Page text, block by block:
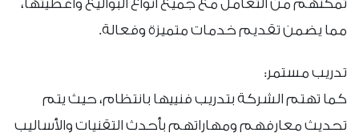
تمكنهم من التعامل مع جميع أنواع البواليع وأغطيتها،
مما يضمن تقديم خدمات متميزة وفعالة.
تدريب مستمر:
كما تهتم الشركة بتدريب فنييها بانتظام، حيث يتم
تحديث معارفهم ومهاراتهم بأحدث التقنيات والأساليب